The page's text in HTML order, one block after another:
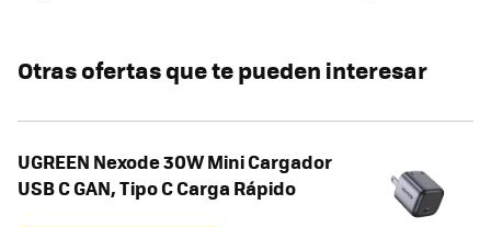
Otras ofertas que te pueden interesar
UGREEN Nexode 30W Mini Cargador
USB C GAN, Tipo C Carga Rápido